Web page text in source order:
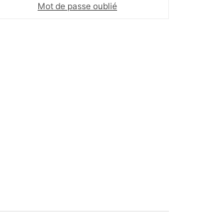
Mot de passe oublié